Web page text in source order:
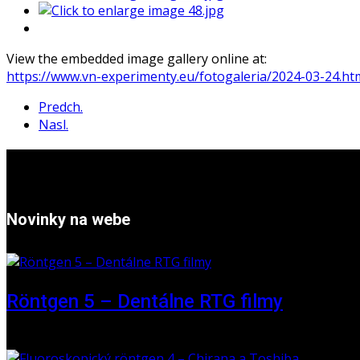
View the embedded image gallery online at:
https://www.vn-experimenty.eu/fotogaleria/2024-03-
Predch.
Nasl.
Novinky na webe
Röntgen 5 – Dentálne RTG filmy